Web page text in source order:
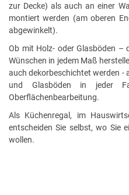
zur Decke) als auch an einer
montiert werden (am oberen
abgewinkelt).
Ob mit Holz- oder Glasböden –
Wünschen in jedem Maß
auch dekorbeschichtet werden -
und Glasböden in jeder
Oberflächenbearbeitung.
Als Küchenregal, im
entscheiden Sie selbst, wo Sie
wollen.